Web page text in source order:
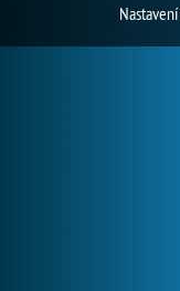
Nastavení